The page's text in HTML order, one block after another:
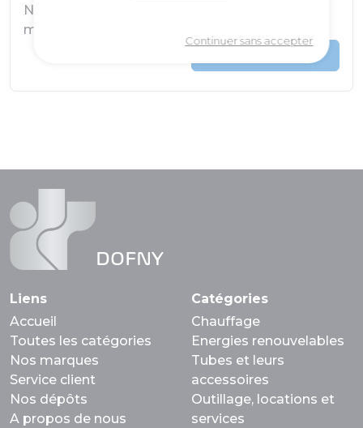
Nous pouvons peut-être commander le
matériel pour vous.
DOFNY
Liens
Accueil
Toutes les catégories
Nos marques
Service client
Nos dépôts
A propos de nous
Catégories
Chauffage
Energies renouvelables
Tubes et leurs
accessoires
Outillage, locations et
services
Continuer sans accepter